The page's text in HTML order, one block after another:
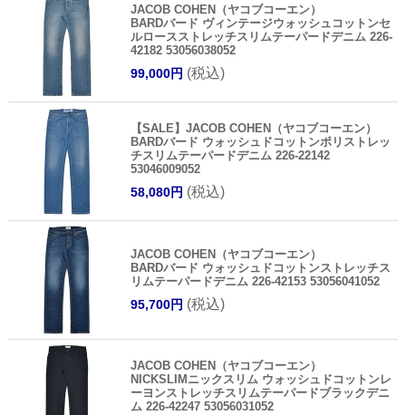
JACOB COHEN（ヤコブコーエン）
BARDバード ヴィンテージウォッシュコットンセ
ルロースストレッチスリムテーパードデニム 226-
42182 53056038052
99,000円 (税込)
【SALE】JACOB COHEN（ヤコブコーエン）
BARDバード ウォッシュドコットンポリストレッ
チスリムテーパードデニム 226-22142
53046009052
58,080円 (税込)
JACOB COHEN（ヤコブコーエン）
BARDバード ウォッシュドコットンストレッチス
リムテーパードデニム 226-42153 53056041052
95,700円 (税込)
JACOB COHEN（ヤコブコーエン）
NICKSLIMニックスリム ウォッシュドコットンレ
ーヨンストレッチスリムテーパードブラックデニ
ム 226-42247 53056031052